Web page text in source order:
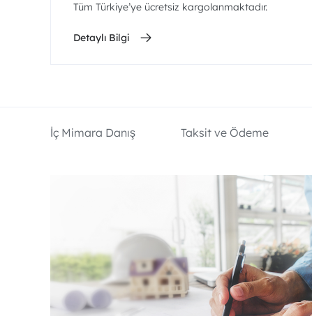
Tüm Türkiye’ye ücretsiz kargolanmaktadır.
Detaylı Bilgi
İç Mimara Danış Taksit ve Ödeme